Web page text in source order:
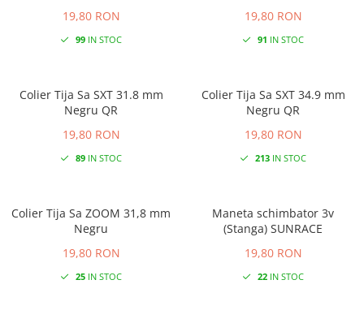
19,80 RON
99IN STOC
19,80 RON
91 IN STOC
Colier Tija Sa SXT 31.8 mm
Negru QR
19,80 RON
89IN STOC
Colier Tija Sa SXT 34.9 mm
Negru QR
19,80 RON
213IN STOC
Colier Tija Sa ZOOM 31,8 mm
Negru
19,80 RON
25IN STOC
Maneta schimbator 3v
(Stanga) SUNRACE
19,80 RON
22IN STOC